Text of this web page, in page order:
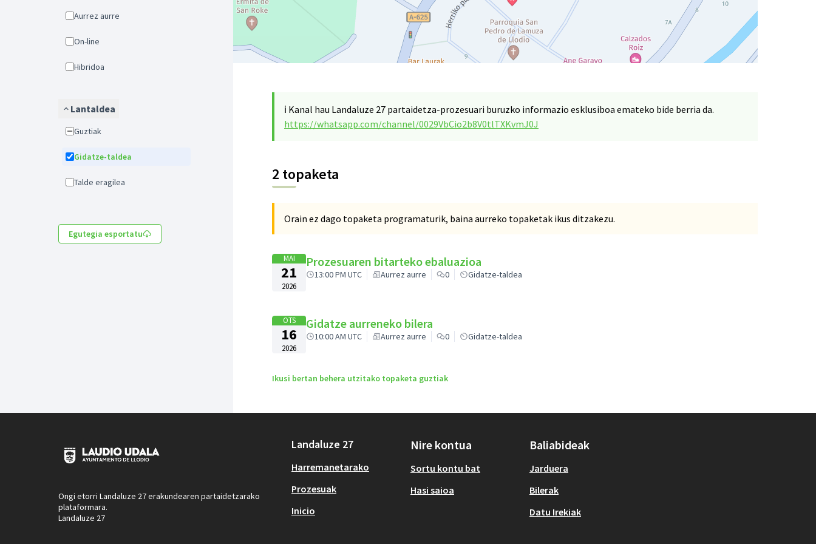
Aurrez aurre
On-line
Hibridoa
Lantaldea
Guztiak
Gidatze-taldea
Talde eragilea
Egutegia esportatu
ℹ️ Kanal hau Landaluze 27 partaidetza-prozesuari buruzko informazio esklusiboa emateko bide berria da.
https://whatsapp.com/channel/0029VbCio2b8V0tlTXKvmJ0J
2 topaketa
Orain ez dago topaketa programaturik, baina aurreko topaketak ikus ditzakezu.
MAI
21
2026
Prozesuaren bitarteko ebaluazioa
13:00 PM UTC Aurrez aurre 0 Gidatze-taldea
OTS
16
2026
Gidatze aurreneko bilera
10:00 AM UTC Aurrez aurre 0 Gidatze-taldea
Ikusi bertan behera utzitako topaketa guztiak
Ongi etorri Landaluze 27 erakundearen partaidetzarako
plataformara.
Landaluze 27
Landaluze 27
Harremanetarako
Prozesuak
Inicio
Nire kontua
Sortu kontu bat
Hasi saioa
Baliabideak
Jarduera
Bilerak
Datu Irekiak